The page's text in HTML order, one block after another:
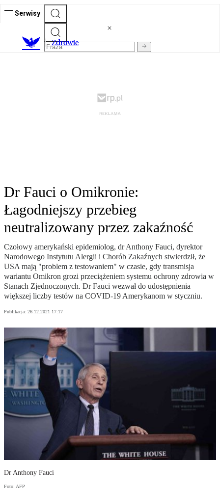
Serwisy
Zdrowie
Dr Fauci o Omikronie:
Łagodniejszy przebieg
neutralizowany przez zakaźność
Czołowy amerykański epidemiolog, dr Anthony Fauci, dyrektor
Narodowego Instytutu Alergii i Chorób Zakaźnych stwierdził, że
USA mają "problem z testowaniem" w czasie, gdy transmisja
wariantu Omikron grozi przeciążeniem systemu ochrony zdrowia w
Stanach Zjednoczonych. Dr Fauci wezwał do udostępnienia
większej liczby testów na COVID-19 Amerykanom w styczniu.
Publikacja: 26.12.2021 17:17
Dr Anthony Fauci
Foto: AFP